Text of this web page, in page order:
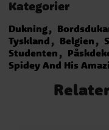
Kategorier
Dukning
Tyskland
Belgien
Studenten
Spidey And His